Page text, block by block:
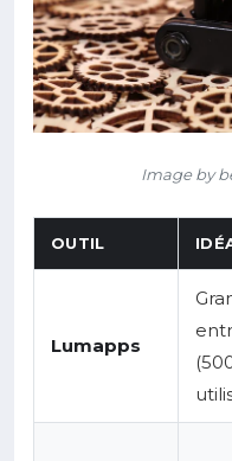
Image by
OUTIL
Lumapps